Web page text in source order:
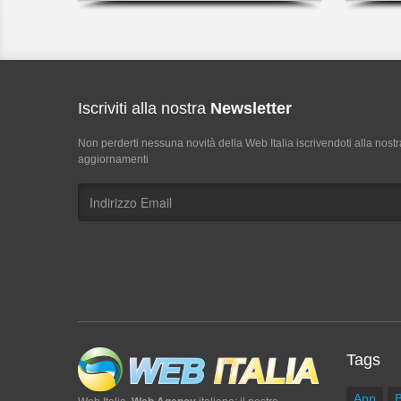
Iscriviti alla nostra Newsletter
Non perderti nessuna novità della Web Italia iscrivendoti alla
aggiornamenti
Tags